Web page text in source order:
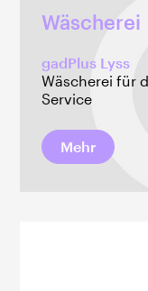
Wäscherei
gadPlus Lyss
Wäscherei für
Service
Mehr